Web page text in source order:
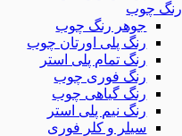
رنگ چوب
جوهر رنگ چوب
رنگ پلی اورتان چوب
رنگ تمام پلی استر
رنگ فوری چوب
رنگ گیاهی چوب
رنگ نیم پلی استر
سیلر و کلر فوری